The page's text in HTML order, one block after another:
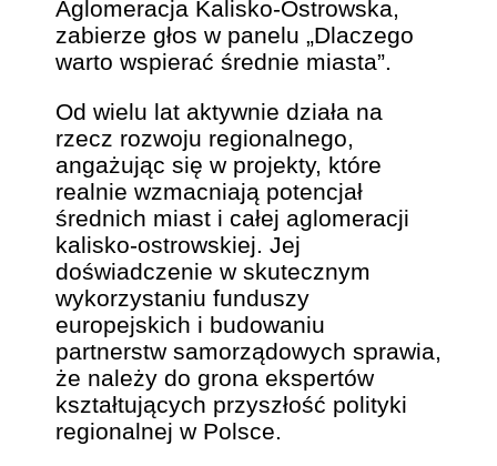
Aglomeracja Kalisko-Ostrowska,
zabierze głos w panelu „Dlaczego
warto wspierać średnie miasta”.
Od wielu lat aktywnie działa na
rzecz rozwoju regionalnego,
angażując się w projekty, które
realnie wzmacniają potencjał
średnich miast i całej aglomeracji
kalisko-ostrowskiej. Jej
doświadczenie w skutecznym
wykorzystaniu funduszy
europejskich i budowaniu
partnerstw samorządowych sprawia,
że należy do grona ekspertów
kształtujących przyszłość polityki
regionalnej w Polsce.